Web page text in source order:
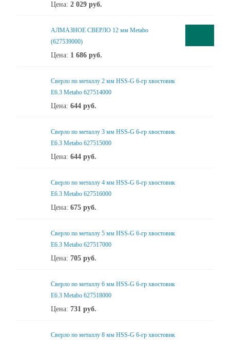
Цена: 2 029 руб.
АЛМАЗНОЕ СВЕРЛО 12 мм Metabo
(627539000)
Цена: 1 686 руб.
Сверло по металлу 2 мм HSS-G 6-гр хвостовик
Е6.3 Metabo 627514000
Цена: 644 руб.
Сверло по металлу 3 мм HSS-G 6-гр хвостовик
Е6.3 Metabo 627515000
Цена: 644 руб.
Сверло по металлу 4 мм HSS-G 6-гр хвостовик
Е6.3 Metabo 627516000
Цена: 675 руб.
Сверло по металлу 5 мм HSS-G 6-гр хвостовик
Е6.3 Metabo 627517000
Цена: 705 руб.
Сверло по металлу 6 мм HSS-G 6-гр хвостовик
Е6.3 Metabo 627518000
Цена: 731 руб.
Сверло по металлу 8 мм HSS-G 6-гр хвостовик